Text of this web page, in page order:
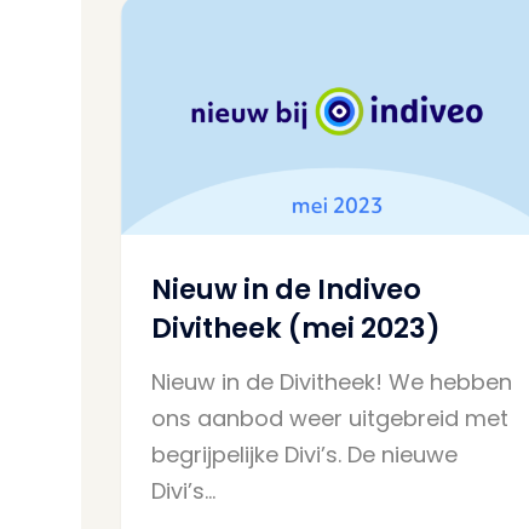
Nieuw in de Indiveo
Divitheek (mei 2023)
Nieuw in de Divitheek! We hebben
ons aanbod weer uitgebreid met
begrijpelijke Divi’s. De nieuwe
Divi’s…